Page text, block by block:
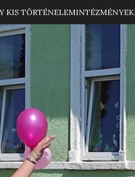
KIS TÖRTÉNELEMINTÉZMÉNYEK